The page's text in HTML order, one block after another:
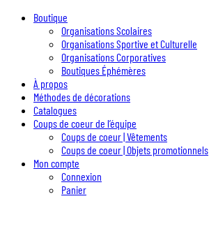
Boutique
Organisations Scolaires
Organisations Sportive et Culturelle
Organisations Corporatives
Boutiques Éphémères
À propos
Méthodes de décorations
Catalogues
Coups de coeur de l’équipe
Coups de coeur | Vêtements
Coups de coeur | Objets promotionnels
Mon compte
Connexion
Panier